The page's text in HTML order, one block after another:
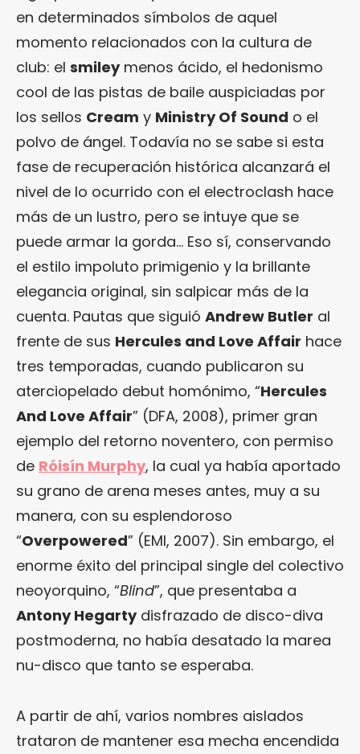
en determinados símbolos de aquel
momento relacionados con la cultura de
club: el smileymenos ácido, el hedonismo
cool de las pistas de baile auspiciadas por
los sellos Cream y Ministry Of Sound o el
polvo de ángel. Todavía no se sabe si esta
fase de recuperación histórica alcanzará el
nivel de lo ocurrido con el electroclash hace
más de un lustro, pero se intuye que se
puede armar la gorda… Eso sí, conservando
el estilo impoluto primigenio y la brillante
elegancia original, sin salpicar más de la
cuenta. Pautas que siguió Andrew Butler al
frente de sus Hercules and Love Affair hace
tres temporadas, cuando publicaron su
aterciopelado debut homónimo, “Hercules
And Love Affair” (DFA, 2008), primer gran
ejemplo del retorno noventero, con permiso
de Róisín Murphy, la cual ya había aportado
su grano de arena meses antes, muy a su
manera, con su esplendoroso
“Overpowered” (EMI, 2007). Sin embargo, el
enorme éxito del principal single del colectivo
neoyorquino, “Blind”, que presentaba a
Antony Hegartydisfrazado de disco-diva
postmoderna, no había desatado la marea
nu-disco que tanto se esperaba.
A partir de ahí, varios nombres aislados
trataron de mantener esa mecha encendida